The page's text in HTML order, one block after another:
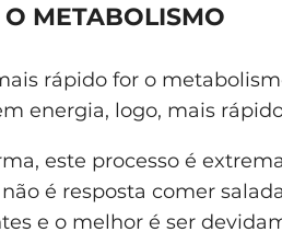
O METABOLISMO
rápido for o
energia, logo, mais
este processo é
é resposta comer
e o melhor é ser